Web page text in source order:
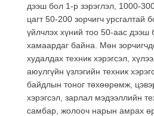
дээш бол 1-р зэрэглэл, 1000-
цагт 50-200 зорчигч урсгалтай
үйлчлэх хүний тоо 50-аас дээш
хамаардаг байна. Мөн
худалдах техник хэрэгсэл,
аюулгүйн үзлэгийн техник
байдлын тоног төхөөрөмж,
хэрэгсэл, зарлал мэдээллийн
самбар, жолооч нарын амрах